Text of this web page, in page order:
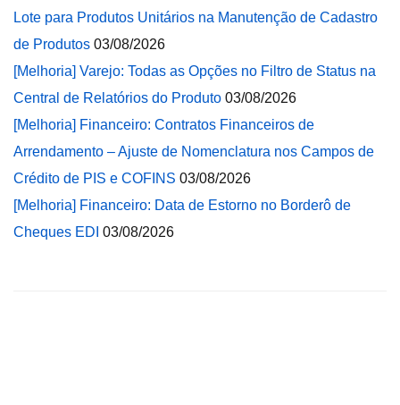
Lote para Produtos Unitários na Manutenção de Cadastro
de Produtos 03/08/2026
[Melhoria] Varejo: Todas as Opções no Filtro de Status na
Central de Relatórios do Produto 03/08/2026
[Melhoria] Financeiro: Contratos Financeiros de
Arrendamento – Ajuste de Nomenclatura nos Campos de
Crédito de PIS e COFINS 03/08/2026
[Melhoria] Financeiro: Data de Estorno no Borderô de
Cheques EDI 03/08/2026